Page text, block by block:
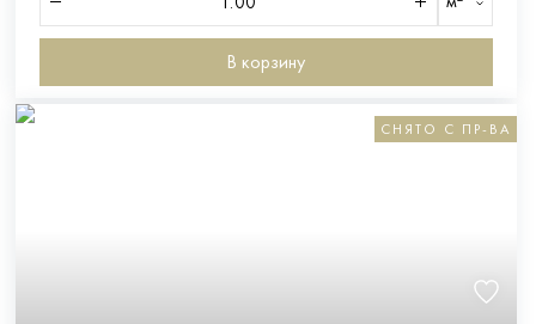
В корзину
СНЯТО С ПР-ВА